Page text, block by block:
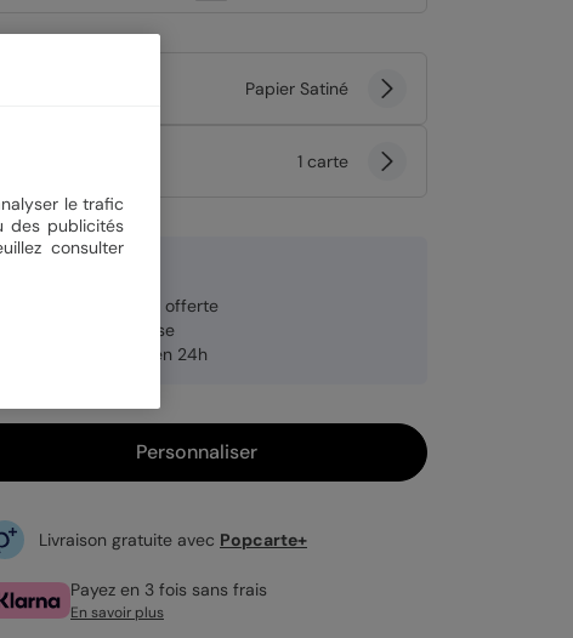
Papier Satiné
1 carte
Enveloppe blanche offerte
Fabrication française
Expédition rapide en 24h
Personnaliser
Livraison gratuite avec Popcarte+
Payez en 3 fois sans frais
En savoir plus
le trafic
des publicités
consulter